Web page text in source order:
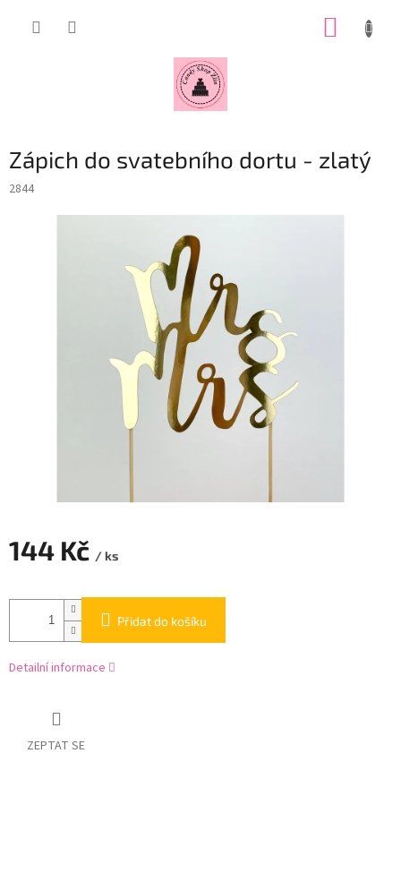
Zápich do svatebního dortu - zlatý
2844
144 Kč / ks
cena:
Přidat do košíku
Detailní informace
ZEPTAT SE